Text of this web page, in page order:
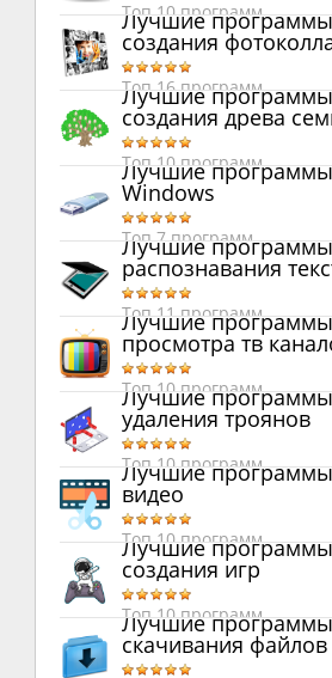
Топ 10 программ
Лучшие
создания
Топ 16 программ
Лучшие
создания древа
Топ 10 программ
Лучшие программы
Windows
Топ 7 программ
Лучшие
распознавания
Топ 11 программ
Лучшие
просмотра тв
Топ 10 программ
Лучшие
удаления троянов
Топ 10 программ
Лучшие программы
видео
Топ 10 программ
Лучшие
создания игр
Топ 10 программ
Лучшие
скачивания файлов